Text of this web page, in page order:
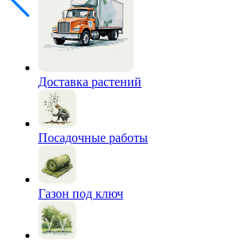
Доставка растений
Посадочные работы
Газон под ключ